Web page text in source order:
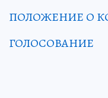
ПОЛОЖЕНИЕ О
ГОЛОСОВАНИЕ